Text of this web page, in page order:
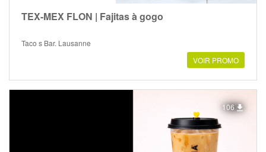
TEX-MEX FLON | Fajitas à gogo
Taco s Bar, Lausanne
VOIR PROMO
106